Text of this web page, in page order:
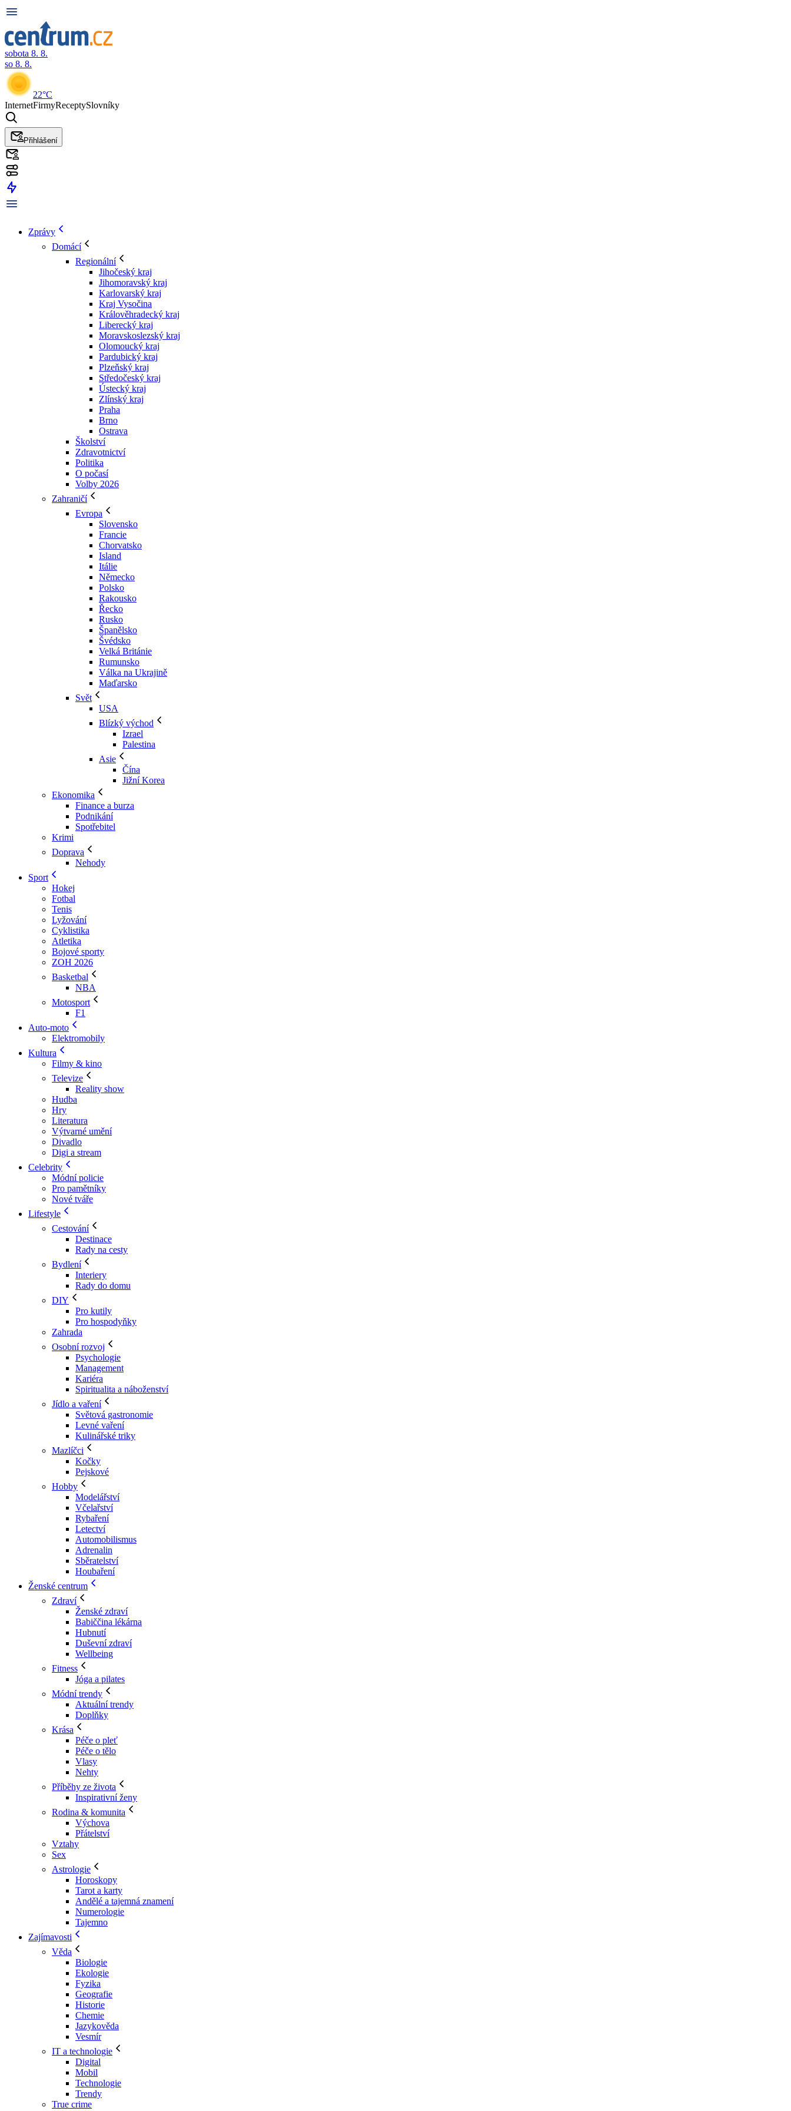
sobota 8. 8.
so 8. 8.
22°C
InternetFirmyReceptySlovníky
Přihlášení
Zprávy
Domácí
Regionální
Jihočeský kraj
Jihomoravský kraj
Karlovarský kraj
Kraj Vysočina
Králověhradecký kraj
Liberecký kraj
Moravskoslezský kraj
Olomoucký kraj
Pardubický kraj
Plzeňský kraj
Středočeský kraj
Ústecký kraj
Zlínský kraj
Praha
Brno
Ostrava
Školství
Zdravotnictví
Politika
O počasí
Volby 2026
Zahraničí
Evropa
Slovensko
Francie
Chorvatsko
Island
Itálie
Německo
Polsko
Rakousko
Řecko
Rusko
Španělsko
Švédsko
Velká Británie
Rumunsko
Válka na Ukrajině
Maďarsko
Svět
USA
Blízký východ
Izrael
Palestina
Asie
Čína
Jižní Korea
Ekonomika
Finance a burza
Podnikání
Spotřebitel
Krimi
Doprava
Nehody
Sport
Hokej
Fotbal
Tenis
Lyžování
Cyklistika
Atletika
Bojové sporty
ZOH 2026
Basketbal
NBA
Motosport
F1
Auto-moto
Elektromobily
Kultura
Filmy & kino
Televize
Reality show
Hudba
Hry
Literatura
Výtvarné umění
Divadlo
Digi a stream
Celebrity
Módní policie
Pro pamětníky
Nové tváře
Lifestyle
Cestování
Destinace
Rady na cesty
Bydlení
Interiery
Rady do domu
DIY
Pro kutily
Pro hospodyňky
Zahrada
Osobní rozvoj
Psychologie
Management
Kariéra
Spiritualita a náboženství
Jídlo a vaření
Světová gastronomie
Levné vaření
Kulinářské triky
Mazlíčci
Kočky
Pejskové
Hobby
Modelářství
Včelařství
Rybaření
Letectví
Automobilismus
Adrenalin
Sběratelství
Houbaření
Ženské centrum
Zdraví
Ženské zdraví
Babiččina lékárna
Hubnutí
Duševní zdraví
Wellbeing
Fitness
Jóga a pilates
Módní trendy
Aktuální trendy
Doplňky
Krása
Péče o pleť
Péče o tělo
Vlasy
Nehty
Příběhy ze života
Inspirativní ženy
Rodina & komunita
Výchova
Přátelství
Vztahy
Sex
Astrologie
Horoskopy
Tarot a karty
Andělé a tajemná znamení
Numerologie
Tajemno
Zajímavosti
Věda
Biologie
Ekologie
Fyzika
Geografie
Historie
Chemie
Jazykověda
Vesmír
IT a technologie
Digital
Mobil
Technologie
Trendy
True crime